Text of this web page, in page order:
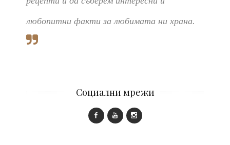
любопитни факти за любимата ни храна.
Социални мрежи